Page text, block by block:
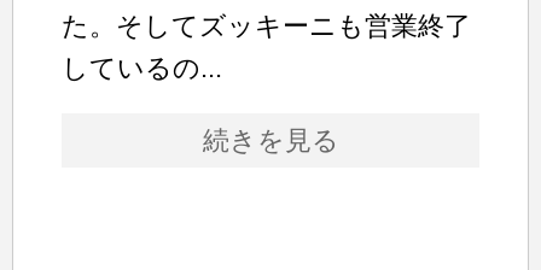
た。そしてズッキーニも営業終了
しているの...
続きを見る